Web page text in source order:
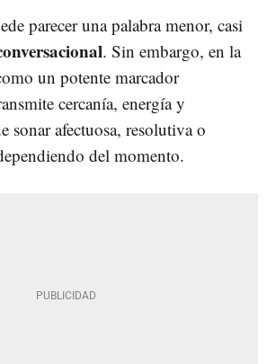
parecer una palabra menor, casi
. Sin embargo, en la
un potente marcador
cercanía, energía y
sonar afectuosa, resolutiva o
del momento.